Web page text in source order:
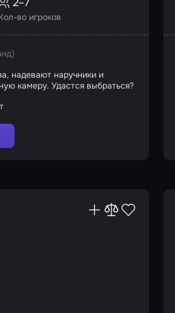
во игроков
надевают наручники и
камеру. Удастся выбраться?